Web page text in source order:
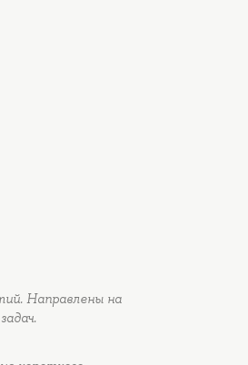
Направлены на